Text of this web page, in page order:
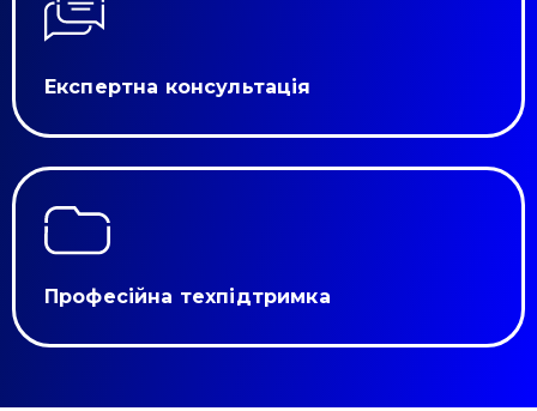
Експертна консультація
Професійна техпідтримка